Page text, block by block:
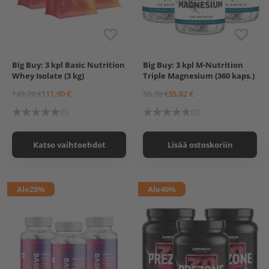
Basic Nutrition Whey
Isolate, 1 kg
Isolate, 1 kg, Chocolate
Basic Nutrition Whey
Isolate, 1 kg, Vanilla
Big Buy: 3 kpl Basic Nutrition
Whey Isolate (3 kg)
149,70 €111,90 €
Katso vaihtoehdot
M-Nutrition Triple
Magnesium, 120 kaps.
Big Buy: 3 kpl M-Nutrition
Triple Magnesium (360 kaps.)
59,70 €35,82 €
Lisää ostoskoriin
Ale25% Ale40%